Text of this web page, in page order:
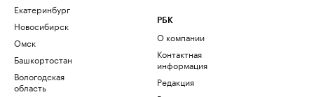
Екатеринбург
Новосибирск
Омск
Башкортостан
Вологодская
область
РБК
О компании
Контактная
информация
Редакция